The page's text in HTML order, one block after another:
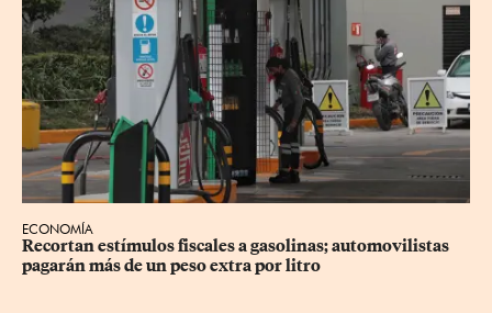
ECONOMÍA
Recortan estímulos fiscales a gasolinas; automovilistas
pagarán más de un peso extra por litro